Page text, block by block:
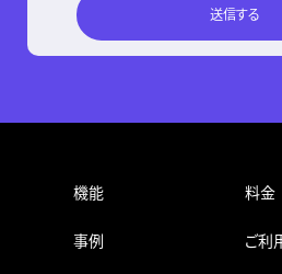
機能 料金
事例 ご利